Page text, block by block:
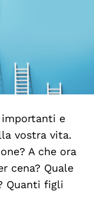
importanti e
vostra vita.
A che ora
cena? Quale
Quanti figli